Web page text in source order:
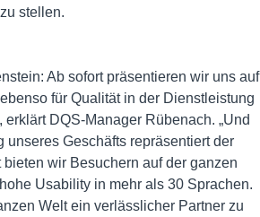
stellen.
Ab sofort präsentieren wir uns auf
für Qualität in der Dienstleistung
DQS-Manager Rübenach. „Und
Geschäfts repräsentiert der
wir Besuchern auf der ganzen
Usability in mehr als 30 Sprachen.
Welt ein verlässlicher Partner zu